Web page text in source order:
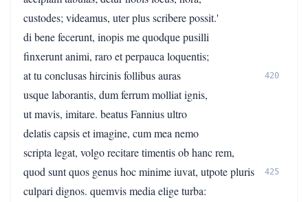
custodes; videamus, uter plus scribere possit.'
di bene fecerunt, inopis me quodque pusilli
finxerunt animi, raro et perpauca loquentis;
at tu conclusas hircinis follibus auras
420
usque laborantis, dum ferrum molliat ignis,
ut mavis, imitare. beatus Fannius ultro
delatis capsis et imagine, cum mea nemo
scripta legat, volgo recitare timentis ob hanc rem,
quod sunt quos genus hoc minime iuvat, utpote pluris
425
culpari dignos. quemvis media elige turba: